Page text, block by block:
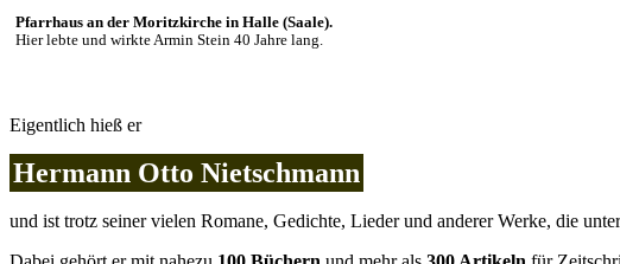
Pfarrhaus an der Moritzkirche in Halle (Saale).
Hier lebte und wirkte Armin Stein 40 Jahre lang.
Eigentlich hieß er
Hermann Otto Nietschmann
und ist trotz seiner vielen Romane, Gedichte, Lieder und anderer Werke, die